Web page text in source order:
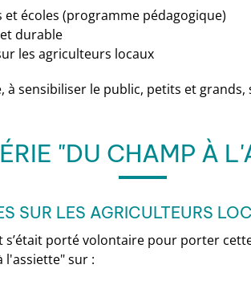
écoles (programme pédagogique)
durable
les agriculteurs locaux
à sensibiliser le public, petits et
"DU CHAMP À
SUR LES AGRICULTEURS
s’était porté volontaire pour porter
l'assiette" sur :